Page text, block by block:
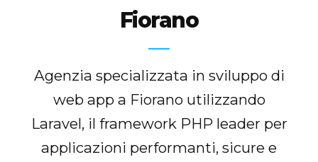
Fiorano
Agenzia specializzata in sviluppo di
web app a Fiorano utilizzando
Laravel, il framework PHP leader per
applicazioni performanti, sicure e